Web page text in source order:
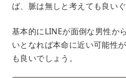
ば、脈は無しと考えても良いぐ
基本的にLINEが面倒な男性か
いとなれば本命に近い可能性
も良いでしょう。